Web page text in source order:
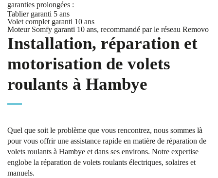
garanties prolongées :
Tablier garanti 5 ans
Volet complet garanti 10 ans
Moteur Somfy garanti 10 ans, recommandé par le réseau Removo
Installation, réparation et
motorisation de volets
roulants à Hambye
Quel que soit le problème que vous rencontrez, nous sommes là
pour vous offrir une assistance rapide en matière de réparation de
volets roulants à Hambye et dans ses environs. Notre expertise
englobe la réparation de volets roulants électriques, solaires et
manuels.